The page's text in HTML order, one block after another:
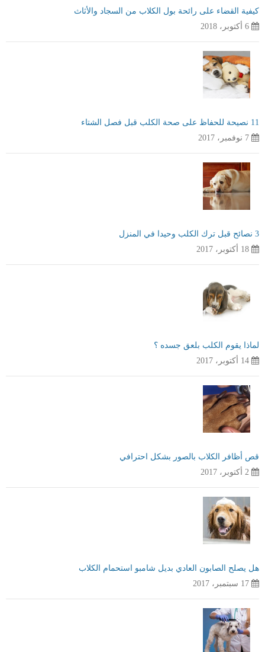
كيفية القضاء على رائحة بول الكلاب من السجاد والأثاث
6 أكتوبر، 2018
11 نصيحة للحفاظ على صحة الكلب قبل فصل الشتاء
7 نوفمبر، 2017
3 نصائح قبل ترك الكلب وحيدا في المنزل
18 أكتوبر، 2017
لماذا يقوم الكلب بلعق جسده ؟
14 أكتوبر، 2017
قص أظافر الكلاب بالصور بشكل احترافي
2 أكتوبر، 2017
هل يصلح الصابون العادي بديل شامبو استحمام الكلاب
17 سبتمبر، 2017